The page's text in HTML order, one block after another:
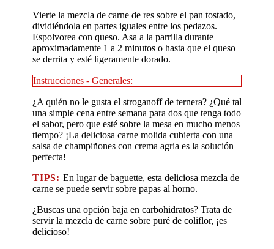
Vierte la mezcla de carne de res sobre el pan tostado,
dividiéndola en partes iguales entre los pedazos.
Espolvorea con queso. Asa a la parrilla durante
aproximadamente 1 a 2 minutos o hasta que el queso
se derrita y esté ligeramente dorado.
Instrucciones - Generales:
¿A quién no le gusta el stroganoff de ternera? ¿Qué tal
una simple cena entre semana para dos que tenga todo
el sabor, pero que esté sobre la mesa en mucho menos
tiempo? ¡La deliciosa carne molida cubierta con una
salsa de champiñones con crema agria es la solución
perfecta!
TIPS: En lugar de baguette, esta deliciosa mezcla de
carne se puede servir sobre papas al horno.
¿Buscas una opción baja en carbohidratos? Trata de
servir la mezcla de carne sobre puré de coliflor, ¡es
delicioso!